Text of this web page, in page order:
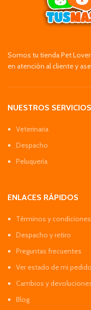
Somos tu tienda Pet
en atención al cliente y
NUESTROS SERVICIOS
Veterinaria
Despacho
Peluquería
ENLACES RÁPIDOS
Términos y condiciones
Despacho y retiro
Preguntas frecuentes
Ver estado de mi pedido
Cambios y
Blog